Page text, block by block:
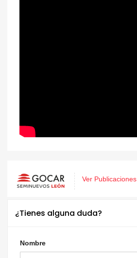
Ver Publicaciones
¿Tienes alguna duda?
Nombre